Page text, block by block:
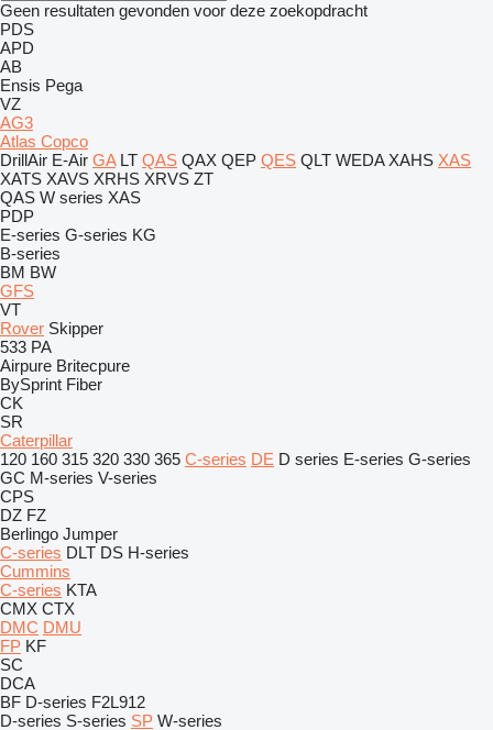
Geen resultaten gevonden voor deze zoekopdracht
PDS
APD
AB
Ensis Pega
VZ
AG3
Atlas Copco
DrillAir E-Air GA LT QAS QAX QEP QES QLT WEDA XAHS XAS
XATS XAVS XRHS XRVS ZT
QAS W series XAS
PDP
E-series G-series KG
B-series
BM BW
GFS
VT
Rover Skipper
533 PA
Airpure Britecpure
BySprint Fiber
CK
SR
Caterpillar
120 160 315 320 330 365 C-series DE D series E-series G-series
GC M-series V-series
CPS
DZ FZ
Berlingo Jumper
C-series DLT DS H-series
Cummins
C-series KTA
CMX CTX
DMC DMU
FP KF
SC
DCA
BF D-series F2L912
D-series S-series SP W-series